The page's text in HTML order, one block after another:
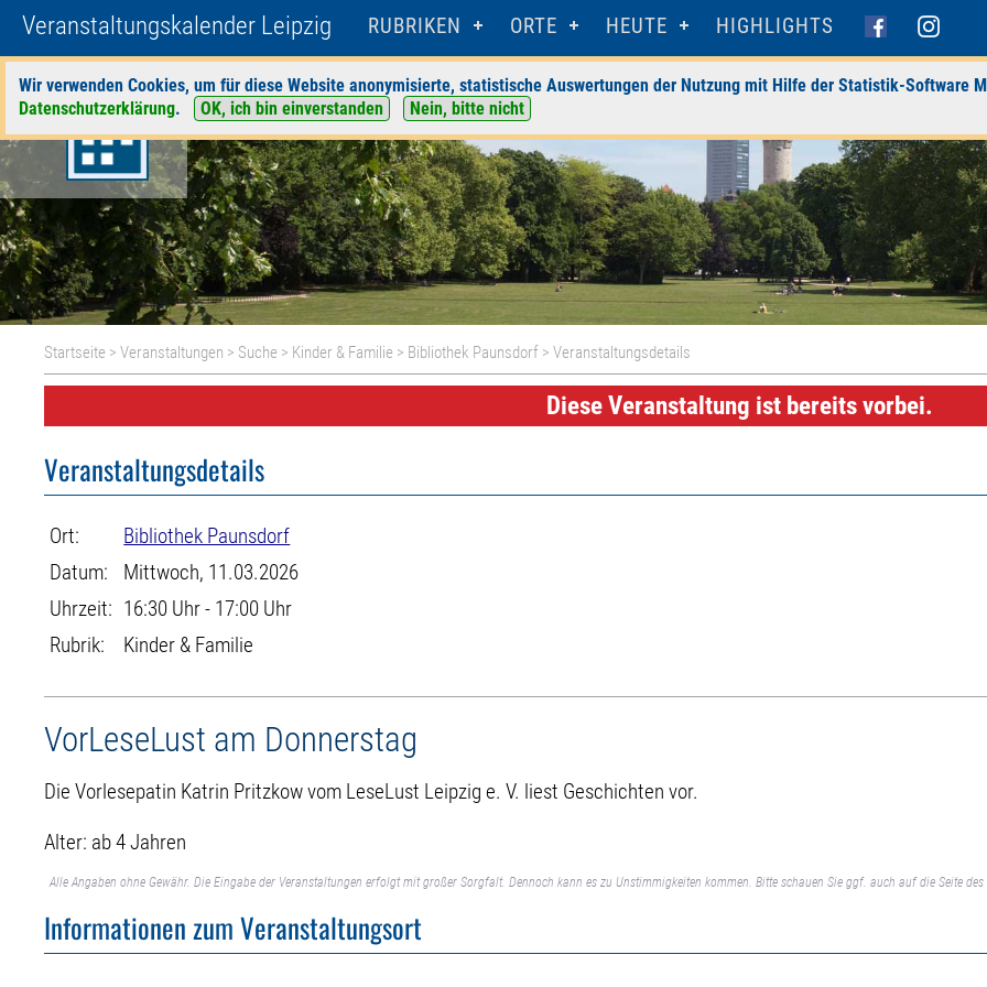
Veranstaltungskalender Leipzig RUBRIKEN ORTE HEUTE HIGHLIGHTS
Wir verwenden Cookies, um für diese Website anonymisierte, statistische Auswertungen der Nutzung mit Hilfe der Statistik-Software
Datenschutzerklärung. OK, ich bin einverstanden Nein, bitte nicht
Startseite >Veranstaltungen > Suche > Kinder & Familie > Bibliothek Paunsdorf > Veranstaltungsdetails
Diese Veranstaltung ist bereits vorbei.
Veranstaltungsdetails
Ort:
Bibliothek Paunsdorf
Datum:
Mittwoch, 11.03.2026
Uhrzeit: 16:30 Uhr - 17:00 Uhr
Rubrik:
Kinder & Familie
VorLeseLust am Donnerstag
Die Vorlesepatin Katrin Pritzkow vom LeseLust Leipzig e. V. liest Geschichten vor.
Alter: ab 4 Jahren
Alle Angaben ohne Gewähr. Die Eingabe der Veranstaltungen erfolgt mit großer Sorgfalt. Dennoch kann es zu Unstimmigkeiten kommen. Bitte schauen Sie ggf. auch auf die Seite
Informationen zum Veranstaltungsort